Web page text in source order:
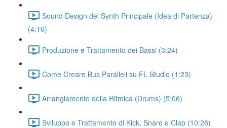
Sound Design del Synth Principale (Idea di Partenza)
(4:16)
Produzione e Trattamento dei Bassi (3:24)
Come Creare Bus Paralleli su FL Studio (1:23)
Arrangiamento della Ritmica (Drums) (5:06)
Sviluppo e Trattamento di Kick, Snare e Clap (10:26)